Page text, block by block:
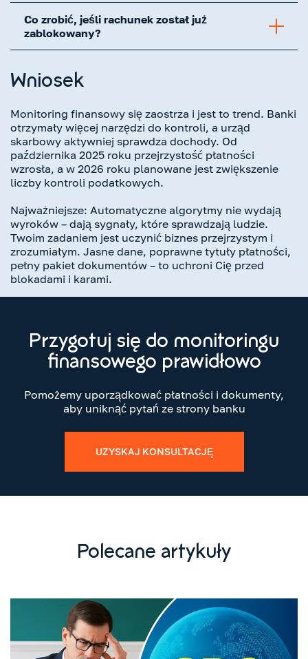
Co zrobić, jeśli rachunek został już
zablokowany?
Wniosek
Monitoring finansowy się zaostrza i jest to trend. Banki
otrzymały więcej narzędzi do kontroli, a urząd
skarbowy aktywniej sprawdza dochody. Od
października 2025 roku przejrzystość płatności
wzrosła, a w 2026 roku planowane jest zwiększenie
liczby kontroli podatkowych.
Najważniejsze: Automatyczne algorytmy nie wydają
wyroków – dają sygnały, które sprawdzają ludzie.
Twoim zadaniem jest uczynić biznes przejrzystym i
zrozumiałym. Jasne dane, poprawne tytuły płatności,
pełny pakiet dokumentów – to uchroni Cię przed
blokadami i karami.
Przygotuj się do monitoringu
finansowego prawidłowo
Pomożemy uporządkować płatności i dokumenty,
aby uniknąć pytań ze strony banku
UZYSKAJ KONSULTACJĘ
Polecane artykuły